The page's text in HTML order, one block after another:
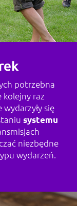
potrzebna
kolejny raz
się
systemu
niezbędne
wydarzeń.